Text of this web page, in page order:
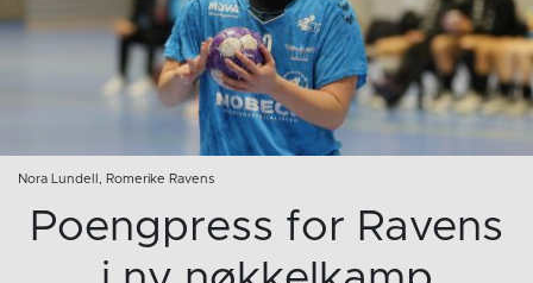
Nora Lundell, Romerike Ravens
Poengpress for Ravens